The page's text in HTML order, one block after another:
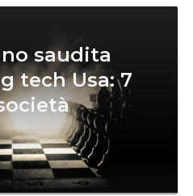
saudita
tech Usa: 7